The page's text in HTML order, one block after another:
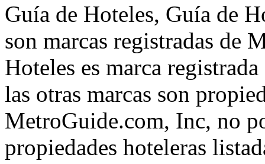
Guía de Hoteles, Guía de
son marcas registradas de
Hoteles es marca
las otras marcas son
MetroGuide.com, Inc, no
propiedades hoteleras